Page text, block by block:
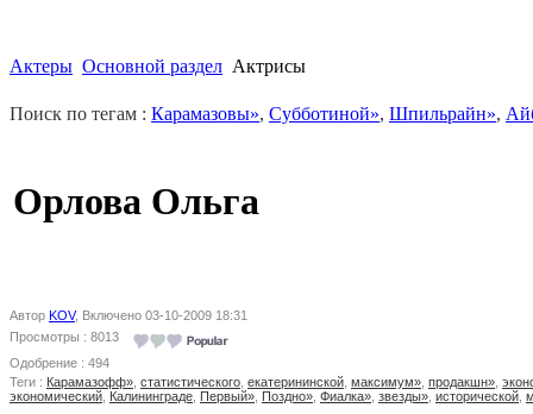
Актеры Основной раздел Актрисы
Поиск по тегам : Карамазовы», Субботиной», Шпильрайн»,
Орлова Ольга
Автор KOV, Включено 03-10-2009 18:31
Просмотры : 8013
Одобрение : 494
Теги : Карамазофф» статистического екатерининской максимум» продакшн»
экономический Калининграде Первый» Поздно» Фиалка» звезды» исторической